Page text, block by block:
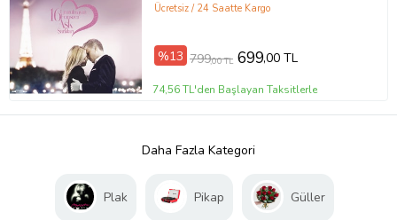
Ücretsiz / 24 Saatte Kargo
%13 799,00 TL 699,00 TL
74,56 TL'den Başlayan Taksitlerle
Daha Fazla Kategori
Plak Pikap Güller